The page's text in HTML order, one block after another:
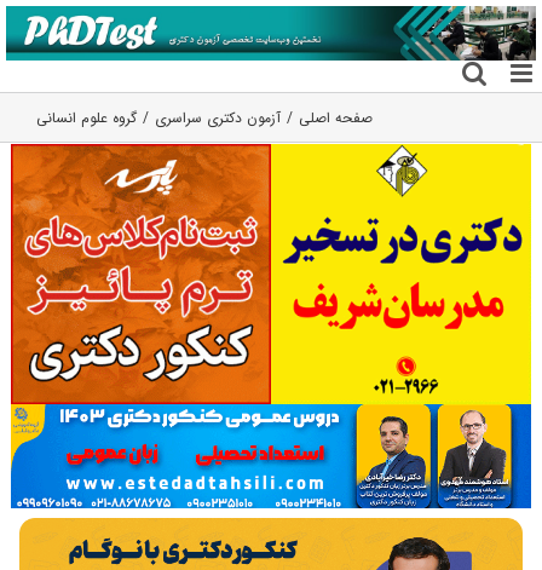
رفتن
به
محتوا
صفحه اصلی آزمون دکتری سراسری گروه علوم انسانی